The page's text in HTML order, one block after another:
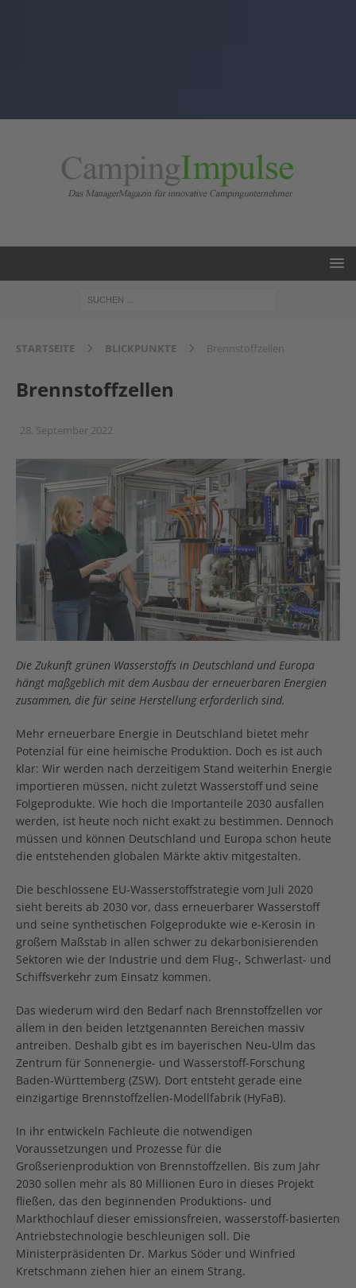
STARTSEITE BLICKPUNKTE Brennstoffzellen
Brennstoffzellen
28. September 2022
Die Zukunft grünen Wasserstoffs in Deutschland und Europa
hängt maßgeblich mit dem Ausbau der erneuerbaren Energien
zusammen, die für seine Herstellung erforderlich sind.
Mehr erneuerbare Energie in Deutschland bietet mehr
Potenzial für eine heimische Produktion. Doch es ist auch
klar: Wir werden nach derzeitigem Stand weiterhin Energie
importieren müssen, nicht zuletzt Wasserstoff und seine
Folgeprodukte. Wie hoch die Importanteile 2030 ausfallen
werden, ist heute noch nicht exakt zu bestimmen. Dennoch
müssen und können Deutschland und Europa schon heute
die entstehenden globalen Märkte aktiv mitgestalten.
Die beschlossene EU-Wasserstoffstrategie vom Juli 2020
sieht bereits ab 2030 vor, dass erneuerbarer Wasserstoff
und seine synthetischen Folgeprodukte wie e-Kerosin in
großem Maßstab in allen schwer zu dekarbonisierenden
Sektoren wie der Industrie und dem Flug-, Schwerlast- und
Schiffsverkehr zum Einsatz kommen.
Das wiederum wird den Bedarf nach Brennstoffzellen vor
allem in den beiden letztgenannten Bereichen massiv
antreiben. Deshalb gibt es im bayerischen Neu-Ulm das
Zentrum für Sonnenergie- und Wasserstoff-Forschung
Baden-Württemberg (ZSW). Dort entsteht gerade eine
einzigartige Brennstoffzellen-Modellfabrik (HyFaB).
In ihr entwickeln Fachleute die notwendigen
Voraussetzungen und Prozesse für die
Großserienproduktion von Brennstoffzellen. Bis zum Jahr
2030 sollen mehr als 80 Millionen Euro in dieses Projekt
fließen, das den beginnenden Produktions- und
Markthochlauf dieser emissionsfreien, wasserstoff-basierten
Antriebstechnologie beschleunigen soll. Die
Ministerpräsidenten Dr. Markus Söder und Winfried
Kretschmann ziehen hier an einem Strang.